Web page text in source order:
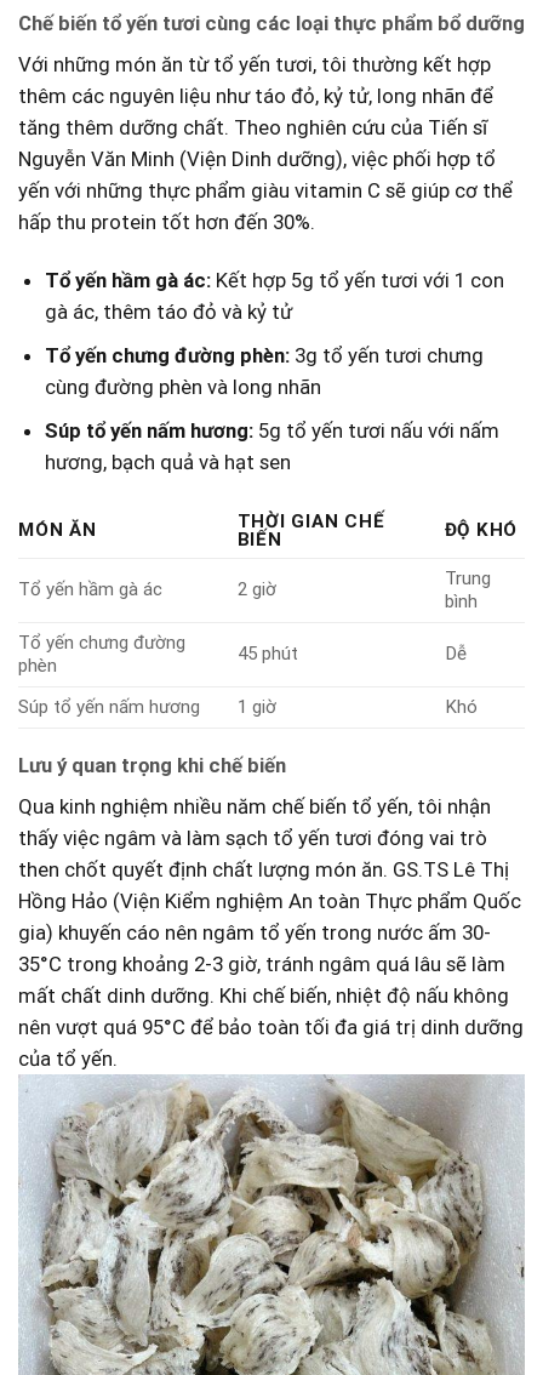
Chế biến tổ‍ yến tươi cùng​ các ​loại thực phẩm bổ dưỡng
Với những món ăn từ tổ ⁣yến tươi, tôi thường kết hợp
thêm các nguyên liệu như táo đỏ, kỷ tử, long nhãn để
tăng thêm dưỡng chất. Theo nghiên cứu ‌của Tiến sĩ
Nguyễn Văn Minh (Viện Dinh dưỡng), việc phối hợp​ tổ​
yến với những thực⁢ phẩm giàu vitamin C sẽ giúp cơ thể
⁤hấp thu protein ⁤tốt hơn đến⁣ 30%.
Tổ yến hầm gà ác:Kết hợp 5g tổ yến tươi với 1⁤ con
gà ác, thêm táo ‌đỏ và kỷ tử
Tổ yến chưng đường phèn:3g tổ yến tươi chưng
cùng đường phèn và long⁤ nhãn
Súp tổ yến ⁣nấm hương:5g tổ yến tươi nấu với⁤ nấm
hương, bạch quả và hạt sen
MÓN ĂN
THỜI GIAN​ CHẾ
BIẾN
ĐỘ KHÓ
Tổ yến hầm gà ác 2 giờ
Trung
bình
Tổ yến ‍chưng đường ​
phèn
45 phút Dễ
Súp tổ yến nấm hương 1 giờ Khó
Lưu ý quan⁢ trọng khi chế ‍biến
Qua kinh nghiệm nhiều năm chế biến tổ yến, tôi nhận
thấy việc ngâm và làm sạch​ tổ ‌yến tươi đóng vai trò
then chốt quyết ⁣định chất lượng món ăn. GS.TS Lê Thị
⁢Hồng Hảo (Viện Kiểm nghiệm An toàn Thực phẩm Quốc
gia) khuyến cáo nên ngâm tổ yến‍ trong nước ấm 30-
35°C trong khoảng 2-3 giờ, tránh ngâm quá​ lâu sẽ làm
mất chất dinh dưỡng. Khi⁤ chế biến, nhiệt độ nấu không
⁣nên vượt quá 95°C để bảo toàn tối đa giá trị dinh dưỡng
của tổ yến.